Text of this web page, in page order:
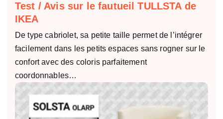
Test / Avis sur le fautueil TULLSTA de
IKEA
De type cabriolet, sa petite taille permet de l’intégrer
facilement dans les petits espaces sans rogner sur le
confort avec des coloris parfaitement
coordonnables…